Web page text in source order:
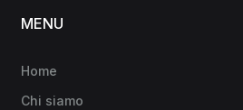
MENU
Home
Chi siamo